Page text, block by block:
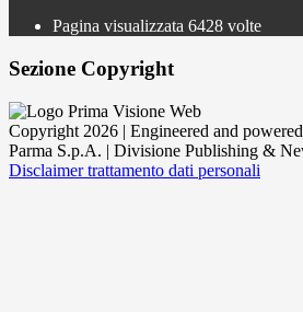
Pagina visualizzata 6428 volte
Sezione Copyright
Copyright 2026 | Engineered and
Parma S.p.A. | Divisione Publishing &
Disclaimer trattamento dati personali